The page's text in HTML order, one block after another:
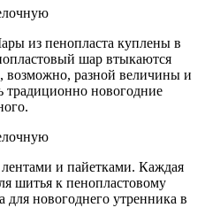
из пенопласта куплены в
шар втыкаются
возможно, разной величины и
традиционно новогодние
и пайетками. Каждая
шитья к пенопластовому
новогоднего утренника в